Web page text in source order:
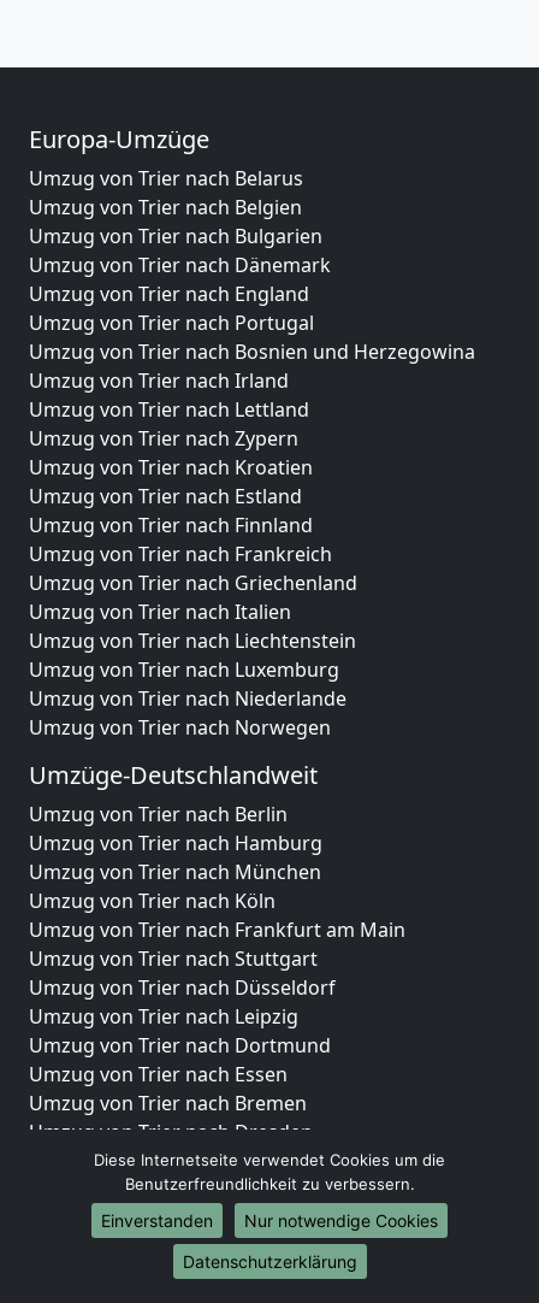
Europa-Umzüge
Umzug von Trier nach Belarus
Umzug von Trier nach Belgien
Umzug von Trier nach Bulgarien
Umzug von Trier nach Dänemark
Umzug von Trier nach England
Umzug von Trier nach Portugal
Umzug von Trier nach Bosnien und Herzegowina
Umzug von Trier nach Irland
Umzug von Trier nach Lettland
Umzug von Trier nach Zypern
Umzug von Trier nach Kroatien
Umzug von Trier nach Estland
Umzug von Trier nach Finnland
Umzug von Trier nach Frankreich
Umzug von Trier nach Griechenland
Umzug von Trier nach Italien
Umzug von Trier nach Liechtenstein
Umzug von Trier nach Luxemburg
Umzug von Trier nach Niederlande
Umzug von Trier nach Norwegen
Umzüge-Deutschlandweit
Umzug von Trier nach Berlin
Umzug von Trier nach Hamburg
Umzug von Trier nach München
Umzug von Trier nach Köln
Umzug von Trier nach Frankfurt am Main
Umzug von Trier nach Stuttgart
Umzug von Trier nach Düsseldorf
Umzug von Trier nach Leipzig
Umzug von Trier nach Dortmund
Umzug von Trier nach Essen
Umzug von Trier nach Bremen
Umzug von Trier nach Dresden
Umzug von Trier nach Hannover
Umzug von Trier nach Nürnberg
Umzug von Trier nach Duisburg
Umzug von Trier nach Bochum
Umzug von Trier nach Wuppertal
Diese Internetseite verwendet Cookies um die
Benutzerfreundlichkeit zu verbessern.
Einverstanden
Nur notwendige Cookies
Datenschutzerklärung